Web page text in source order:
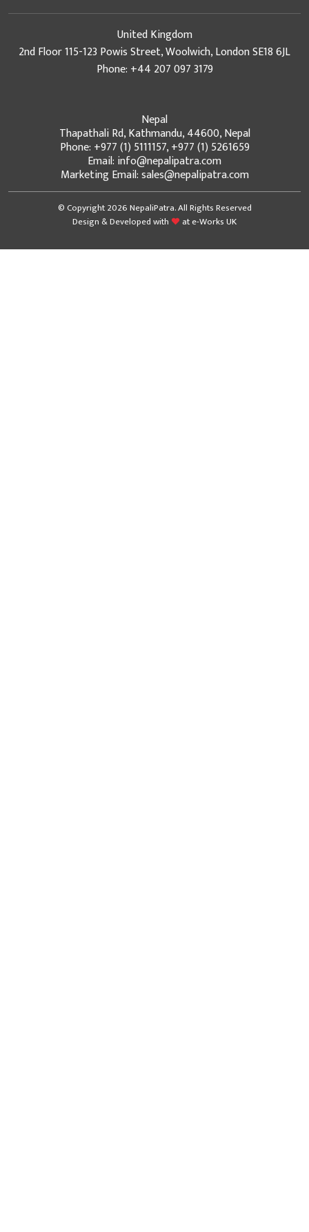
United Kingdom
2nd Floor 115-123 Powis Street, Woolwich, London SE18 6JL
Phone: +44 207 097 3179
Nepal
Thapathali Rd, Kathmandu, 44600, Nepal
Phone: +977 (1) 5111157, +977 (1) 5261659
Email: info@nepalipatra.com
Marketing Email: sales@nepalipatra.com
© Copyright 2026 NepaliPatra. All Rights Reserved
Design & Developed with
ate-Works UK